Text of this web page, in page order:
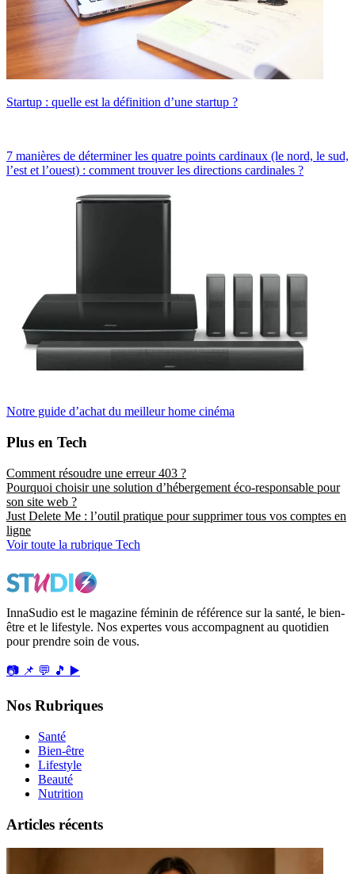
Startup : quelle est la définition d’une startup ?
7 manières de déterminer les quatre points cardinaux (le nord, le sud,
l’est et l’ouest) : comment trouver les directions cardinales ?
Notre guide d’achat du meilleur home cinéma
Plus en Tech
Comment résoudre une erreur 403 ?
Pourquoi choisir une solution d’hébergement éco-responsable pour
son site web ?
Just Delete Me : l’outil pratique pour supprimer tous vos comptes en
ligne
Voir toute la rubrique Tech
InnaSudio est le magazine féminin de référence sur la santé, le bien-
être et le lifestyle. Nos expertes vous accompagnent au quotidien
pour prendre soin de vous.
📷 📌 💬 🎵 ▶️
Nos Rubriques
Santé
Bien-être
Lifestyle
Beauté
Nutrition
Articles récents